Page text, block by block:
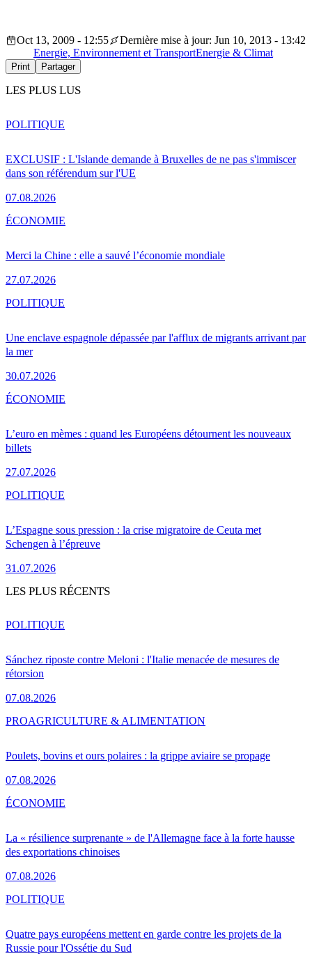
Oct 13, 2009 - 12:55
Dernière mise à jour: Jun 10, 2013 - 13:42
Energie, Environnement et TransportEnergie & Climat
Print Partager
LES PLUS LUS
EXCLUSIF : L'Islande demande à Bruxelles de ne pas s'immiscer
dans son référendum sur l'UE
07.08.2026
POLITIQUE
Merci la Chine : elle a sauvé l’économie mondiale
27.07.2026
ÉCONOMIE
Une enclave espagnole dépassée par l'afflux de migrants arrivant par
la mer
30.07.2026
POLITIQUE
L’euro en mèmes : quand les Européens détournent les nouveaux
billets
27.07.2026
ÉCONOMIE
L’Espagne sous pression : la crise migratoire de Ceuta met
Schengen à l’épreuve
31.07.2026
POLITIQUE
LES PLUS RÉCENTS
Sánchez riposte contre Meloni : l'Italie menacée de mesures de
rétorsion
07.08.2026
POLITIQUE
Poulets, bovins et ours polaires : la grippe aviaire se propage
07.08.2026
PROAGRICULTURE & ALIMENTATION
La « résilience surprenante » de l'Allemagne face à la forte hausse
des exportations chinoises
07.08.2026
ÉCONOMIE
Quatre pays européens mettent en garde contre les projets de la
Russie pour l'Ossétie du Sud
POLITIQUE